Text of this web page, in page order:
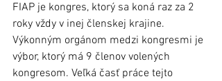
FIAP je kongres, ktorý sa koná raz za 2
roky vždy v inej členskej krajine.
Výkonným orgánom medzi kongresmi je
výbor, ktorý má 9 členov volených
kongresom. Veľká časť práce tejto